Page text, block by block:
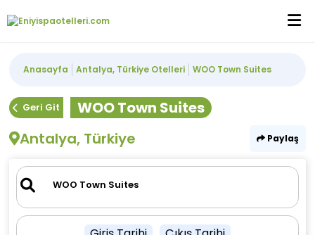
Anasayfa Antalya, Türkiye Otelleri WOO Town Suites
Geri Git
WOO Town Suites
Antalya, Türkiye
Paylaş